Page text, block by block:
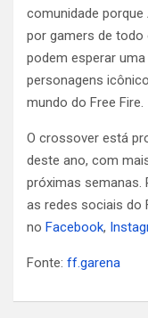
comunidade porque
por gamers de todo
podem esperar
personagens
mundo do Free Fire.
O crossover está
deste ano, com
próximas semanas.
as redes sociais do
no Facebook,
Fonte: ff.garena